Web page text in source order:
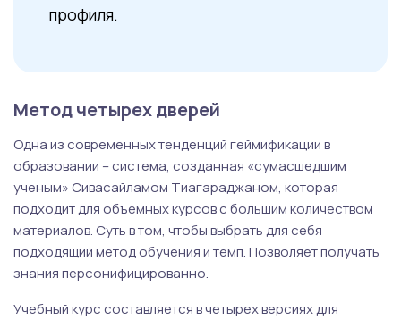
профиля.
Метод четырех дверей
Одна из современных тенденций геймификации в
образовании – система, созданная «сумасшедшим
ученым» Сивасайламом Тиагараджаном, которая
подходит для объемных курсов с большим количеством
материалов. Суть в том, чтобы выбрать для себя
подходящий метод обучения и темп. Позволяет получать
знания персонифицированно.
Учебный курс составляется в четырех версиях для